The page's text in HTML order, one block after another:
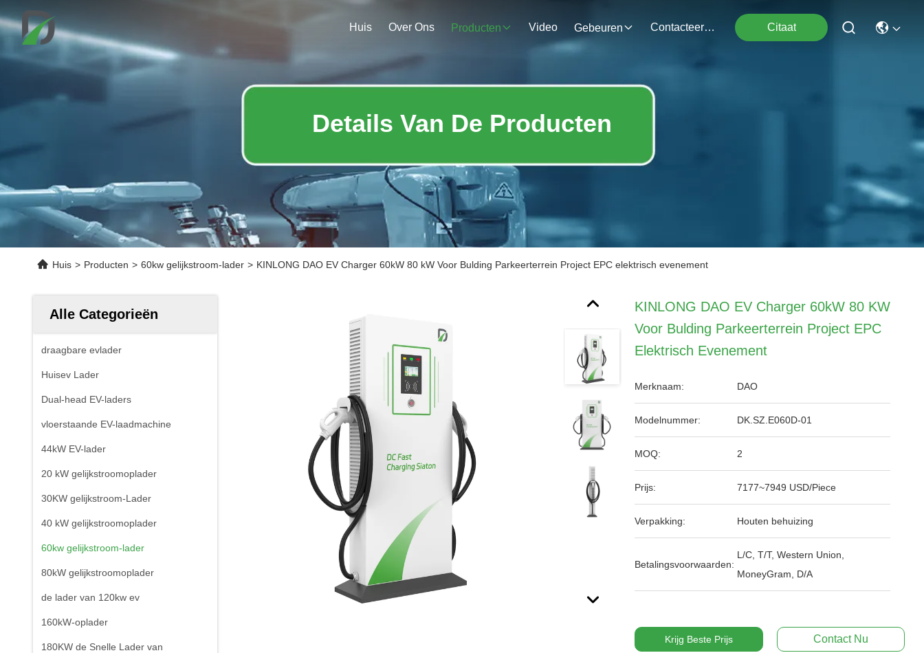
Huis Over Ons Producten Video Gebeuren Contacteer Ons Citaat
Details Van De Producten
Huis > Producten > 60kw gelijkstroom-lader > KINLONG DAO EV Charger 60kW 80 kW Voor Bulding Parkeerterrein Project EPC elektrisch evenement
Alle Categorieën
draagbare evlader
Huisev Lader
Dual-head EV-laders
vloerstaande EV-laadmachine
44kW EV-lader
20 kW gelijkstroomoplader
30KW gelijkstroom-Lader
40 kW gelijkstroomoplader
60kw gelijkstroom-lader
80kW gelijkstroomoplader
de lader van 120kw ev
160kW-oplader
180KW de Snelle Lader van
KINLONG DAO EV Charger 60kW 80 KW
Voor Bulding Parkeerterrein Project EPC
Elektrisch Evenement
Merknaam: DAO
Modelnummer: DK.SZ.E060D-01
MOQ: 2
Prijs: 7177~7949 USD/Piece
Verpakking: Houten behuizing
Betalingsvoorwaarden:
L/C, T/T, Western Union,
MoneyGram, D/A
Krijg Beste Prijs Contact Nu